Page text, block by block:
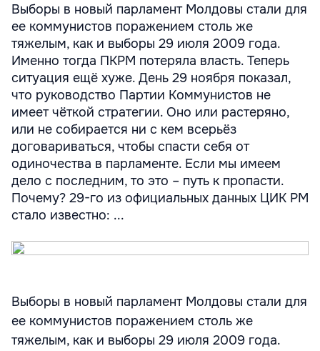
Выборы в новый парламент Молдовы стали для
ее коммунистов поражением столь же
тяжелым, как и выборы 29 июля 2009 года.
Именно тогда ПКРМ потеряла власть. Теперь
ситуация ещё хуже. День 29 ноября показал,
что руководство Партии Коммунистов не
имеет чёткой стратегии. Оно или растеряно,
или не собирается ни с кем всерьёз
договариваться, чтобы спасти себя от
одиночества в парламенте. Если мы имеем
дело с последним, то это – путь к пропасти.
Почему? 29-го из официальных данных ЦИК РМ
стало известно: ...
Выборы в новый парламент Молдовы стали для
ее коммунистов поражением столь же
тяжелым, как и выборы 29 июля 2009 года.